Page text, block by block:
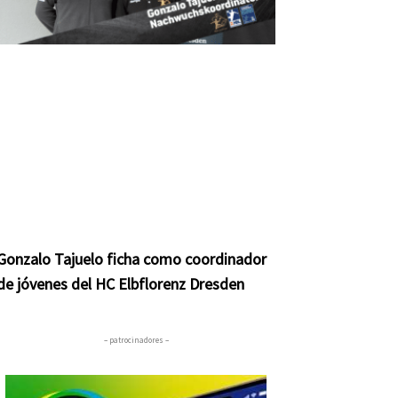
Tajuelo ficha como coordinador
jóvenes del HC Elbflorenz Dresden
– patrocinadores –